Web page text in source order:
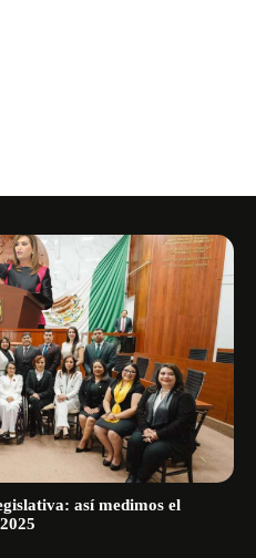
así medimos el